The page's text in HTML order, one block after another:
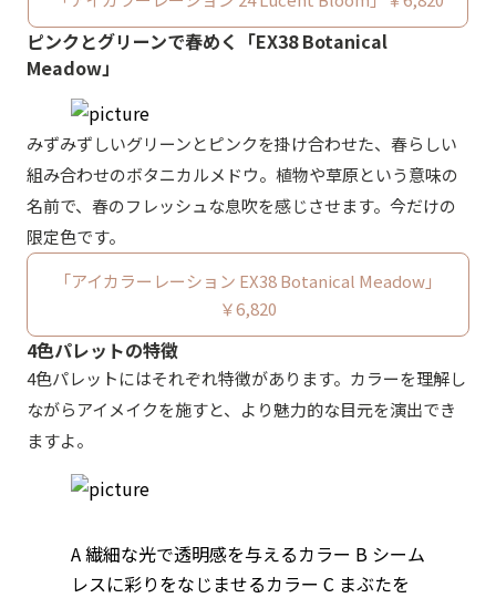
ピンクとグリーンで春めく「EX38 Botanical
Meadow」
みずみずしいグリーンとピンクを掛け合わせた、春らしい
組み合わせのボタニカルメドウ。植物や草原という意味の
名前で、春のフレッシュな息吹を感じさせます。今だけの
限定色です。
「アイカラーレーション EX38 Botanical Meadow」
￥6,820
4色パレットの特徴
4色パレットにはそれぞれ特徴があります。カラーを理解し
ながらアイメイクを施すと、より魅力的な目元を演出でき
ますよ。
A 繊細な光で透明感を与えるカラー B シーム
レスに彩りをなじませるカラー C まぶたを